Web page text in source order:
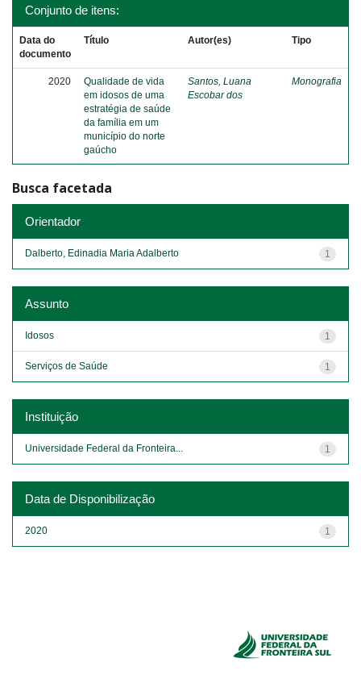
Conjunto de itens:
Data do
documento
Título Autor(es) Tipo
2020
Qualidade de vida
em idosos de uma
estratégia de saúde
da família em um
município do norte
gaúcho
Santos, Luana
Escobar dos
Monografia
Busca facetada
Orientador
1
Dalberto, Edinadia Maria Adalberto
Assunto
1
Idosos
1
Serviços de Saúde
Instituição
1
Universidade Federal da Fronteira...
Data de Disponibilização
1
2020